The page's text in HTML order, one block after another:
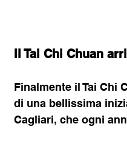
Il Tai Chi Chuan
Finalmente il Tai Chi
di una bellissima
Cagliari, che ogni